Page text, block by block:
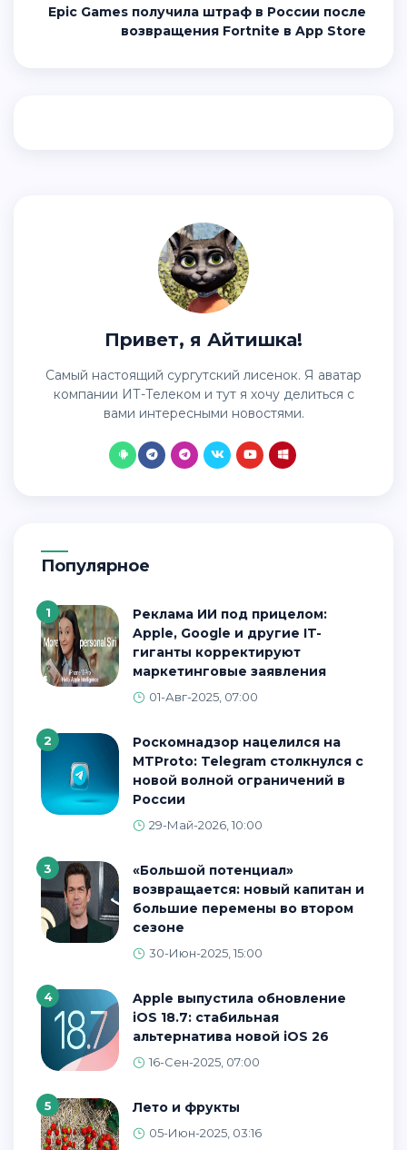
Epic Games получила штраф в России после
возвращения Fortnite в App Store
Привет, я Айтишка!
Самый настоящий сургутский лисенок. Я аватар
компании ИТ-Телеком и тут я хочу делиться с
вами интересными новостями.
Популярное
1
Реклама ИИ под прицелом:
Apple, Google и другие IT-
гиганты корректируют
маркетинговые заявления
01-Авг-2025, 07:00
2
Роскомнадзор нацелился на
MTProto: Telegram столкнулся с
новой волной ограничений в
России
29-Май-2026, 10:00
3
«Большой потенциал»
возвращается: новый капитан и
большие перемены во втором
сезоне
30-Июн-2025, 15:00
4
Apple выпустила обновление
iOS 18.7: стабильная
альтернатива новой iOS 26
16-Сен-2025, 07:00
5 Лето и фрукты
05-Июн-2025, 03:16